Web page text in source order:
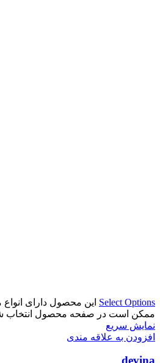
Select Options این محصول دارای
ممکن است در صفحه محصول انتخاب
نمایش سریع
افزودن به علاقه مندی
devina